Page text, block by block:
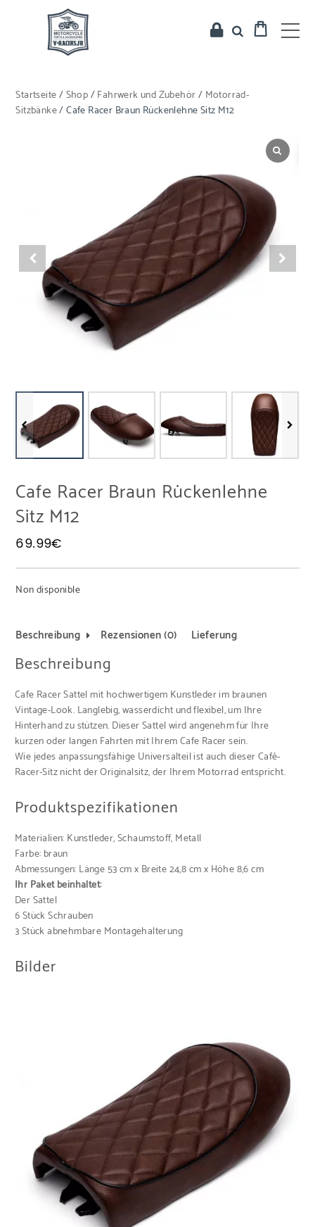
Startseite/Shop/Fahrwerk und Zubehör/ Motorrad-
Sitzbänke/ Cafe Racer Braun Rückenlehne Sitz M12
Cafe Racer Braun Rückenlehne
Sitz M12
69.99€
Non disponible
Beschreibung Rezensionen (0) Lieferung
Beschreibung
Cafe Racer Sattel mit hochwertigem Kunstleder im braunen
Vintage-Look. Langlebig, wasserdicht und flexibel, um Ihre
Hinterhand zu stützen. Dieser Sattel wird angenehm für Ihre
kurzen oder langen Fahrten mit Ihrem Cafe Racer sein.
Wie jedes anpassungsfähige Universalteil ist auch dieser Café-
Racer-Sitz nicht der Originalsitz, der Ihrem Motorrad entspricht.
Produktspezifikationen
Materialien: Kunstleder, Schaumstoff, Metall
Farbe: braun
Abmessungen: Länge 53 cm x Breite 24,8 cm x Höhe 8,6 cm
Ihr Paket beinhaltet:
Der Sattel
6 Stück Schrauben
3 Stück abnehmbare Montagehalterung
Bilder